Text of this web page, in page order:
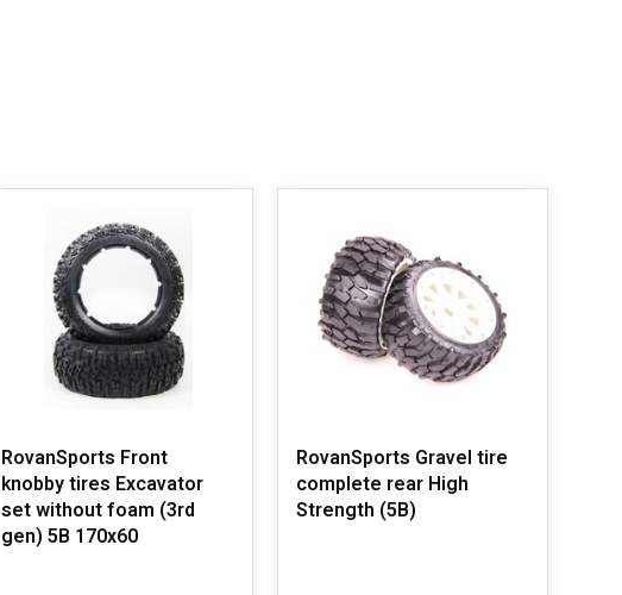
RovanSports Front
knobby tires Excavator
set without foam (3rd
gen) 5B 170x60
RovanSports Gravel tire
complete rear High
Strength (5B)